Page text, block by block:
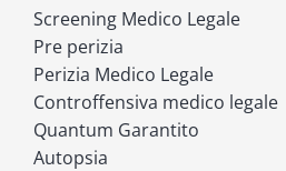
Screening Medico Legale
Pre perizia
Perizia Medico Legale
Controffensiva medico legale
Quantum Garantito
Autopsia